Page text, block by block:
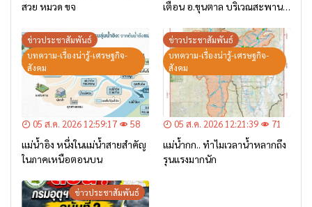
สวย หมวด ขจ
เตือน อ.ขุนตาล บริเวณสะพาน
– เตรียมการอพยพ”
ข่าวประชาสัมพันธ์
บทความ-เรื่องน่ารู้-เศรษฐกิจ-
สังคม
05 ส.ค. 2026 12:59:17 58
แม่น้ำอิง หนึ่งในแม่น้ำสายสำคัญ
ในภาคเหนือตอนบน
ข่าวประชาสัมพันธ์
บทความ-เรื่องน่ารู้-เศรษฐกิจ-
สังคม
05 ส.ค. 2026 12:21:39 71
แม่น้ำกก.. ทำไมเวลาน้ำหลากถึง
รุนแรงมากนัก
ข่าวประชาสัมพันธ์